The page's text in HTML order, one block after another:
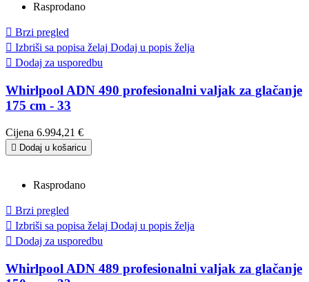
Rasprodano
 Brzi pregled
 Izbriši sa popisa želaj Dodaj u popis želja
 Dodaj za usporedbu
Whirlpool ADN 490 profesionalni valjak za glačanje
175 cm - 33
Cijena 6.994,21 €
 Dodaj u košaricu
Rasprodano
 Brzi pregled
 Izbriši sa popisa želaj Dodaj u popis želja
 Dodaj za usporedbu
Whirlpool ADN 489 profesionalni valjak za glačanje